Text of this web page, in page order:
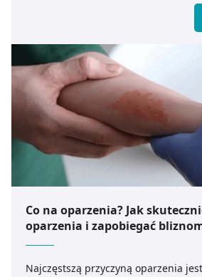
Co na oparzenia? Jak
oparzenia i zapobiegać
Najczęstszą przyczyną oparzenia